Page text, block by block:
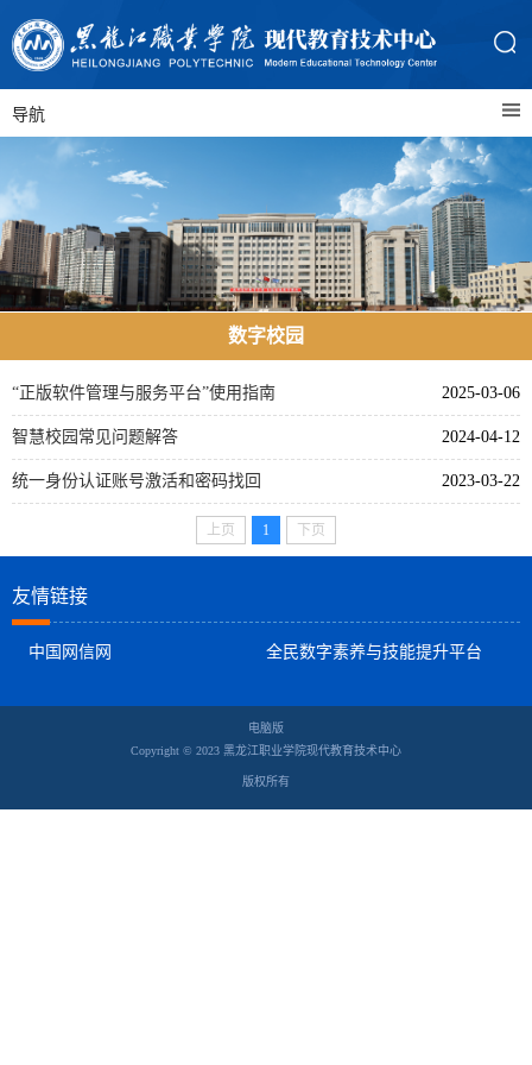
导航
数字校园
2025-03-06
“正版软件管理与服务平台”使用指南
2024-04-12
智慧校园常见问题解答
2023-03-22
统一身份认证账号激活和密码找回
上页 1 下页
友情链接
中国网信网 全民数字素养与技能提升平台
电脑版
Copyright © 2023 黑龙江职业学院现代教育技术中心
版权所有